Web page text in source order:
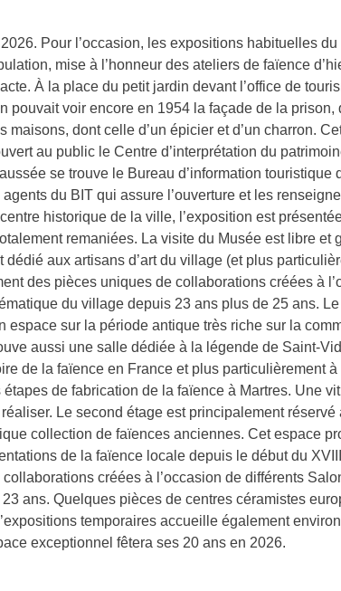
Pour l’occasion, les expositions habituelles
mise à l’honneur des ateliers de faïence
À la place du petit jardin devant l’office de
pouvait voir encore en 1954 la façade de la
dont celle d’un épicier et d’un charron.
au public le Centre d’interprétation du
se trouve le Bureau d’information touristique
du BIT qui assure l’ouverture et les
historique de la ville, l’exposition est
remaniées. La visite du Musée est libre et
aux artisans d’art du village (et plus
des pièces uniques de collaborations créées à
du village depuis 23 ans plus de 25 ans.
espace sur la période antique très riche sur la
aussi une salle dédiée à la légende de Saint-
de la faïence en France et plus particulièrement
de fabrication de la faïence à Martres. Une
Le second étage est principalement réservé
collection de faïences anciennes. Cet espace
de la faïence locale depuis le début du
créées à l’occasion de différents
ans. Quelques pièces de centres céramistes
temporaires accueille également
exceptionnel fêtera ses 20 ans en 2026.